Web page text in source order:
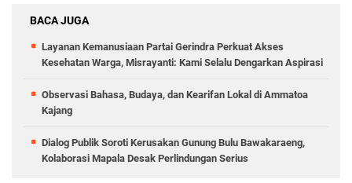
BACA JUGA
Layanan Kemanusiaan Partai Gerindra Perkuat Akses
Kesehatan Warga, Misrayanti: Kami Selalu Dengarkan Aspirasi
Observasi Bahasa, Budaya, dan Kearifan Lokal di Ammatoa
Kajang
Dialog Publik Soroti Kerusakan Gunung Bulu Bawakaraeng,
Kolaborasi Mapala Desak Perlindungan Serius